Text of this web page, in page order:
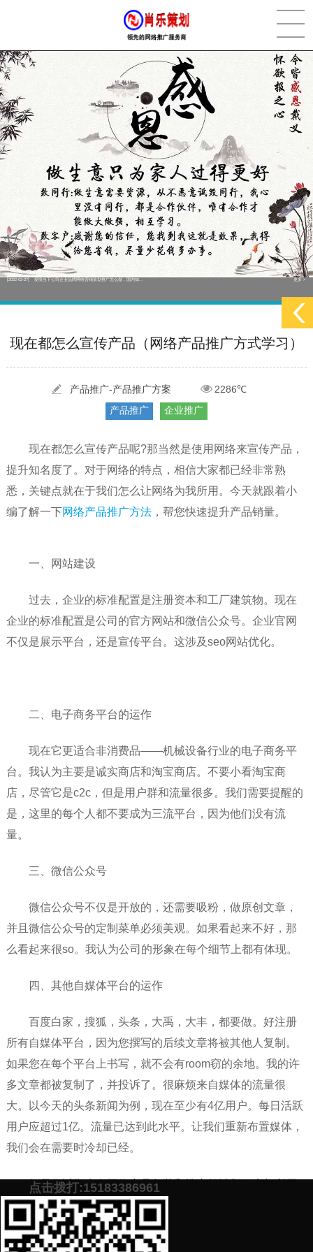
实体门店如何做网络推广吸引客户，实体店网络营销技巧... 更多 >
[2022-05-04] 污水处理设备厂家产品如何做网络推广（污水处理项目网... 更多 >
[2022-03-27] 疫情当下公司企业品牌网络营销策划推广怎么做，国内知... 更多 >
更多 >
[2022-05-04] 污水处理设备厂家产品如何做网络推广（污水处理项目网...
现在都怎么宣传产品（网络产品推广方式学习）
产品推广-产品推广方案
2286℃
产品推广
企业推广
现在都怎么宣传产品呢?那当然是使用网络来宣传产品，
提升知名度了。对于网络的特点，相信大家都已经非常熟
悉，关键点就在于我们怎么让网络为我所用。今天就跟着小
编了解一下网络产品推广方法，帮您快速提升产品销量。
一、网站建设
过去，企业的标准配置是注册资本和工厂建筑物。现在
企业的标准配置是公司的官方网站和微信公众号。企业官网
不仅是展示平台，还是宣传平台。这涉及seo网站优化。
二、电子商务平台的运作
现在它更适合非消费品——机械设备行业的电子商务平
台。我认为主要是诚实商店和淘宝商店。不要小看淘宝商
店，尽管它是c2c，但是用户群和流量很多。我们需要提醒的
是，这里的每个人都不要成为三流平台，因为他们没有流
量。
三、微信公众号
微信公众号不仅是开放的，还需要吸粉，做原创文章，
并且微信公众号的定制菜单必须美观。如果看起来不好，那
么看起来很so。我认为公司的形象在每个细节上都有体现。
四、其他自媒体平台的运作
百度白家，搜狐，头条，大禹，大丰，都要做。好注册
所有自媒体平台，因为您撰写的后续文章将被其他人复制。
如果您在每个平台上书写，就不会有room窃的余地。我的许
多文章都被复制了，并投诉了。很麻烦来自媒体的流量很
大。以今天的头条新闻为例，现在至少有4亿用户。每日活跃
用户应超过1亿。流量已达到此水平。让我们重新布置媒体，
我们会在需要时冷却已经。
如果您近期也有网络产品包装和推广的计划，也想利用
网络来增加产品曝光、提高产品销量，欢迎加下面微信，免
费提供高效的产品推广方案。
点击拨打:15183386961